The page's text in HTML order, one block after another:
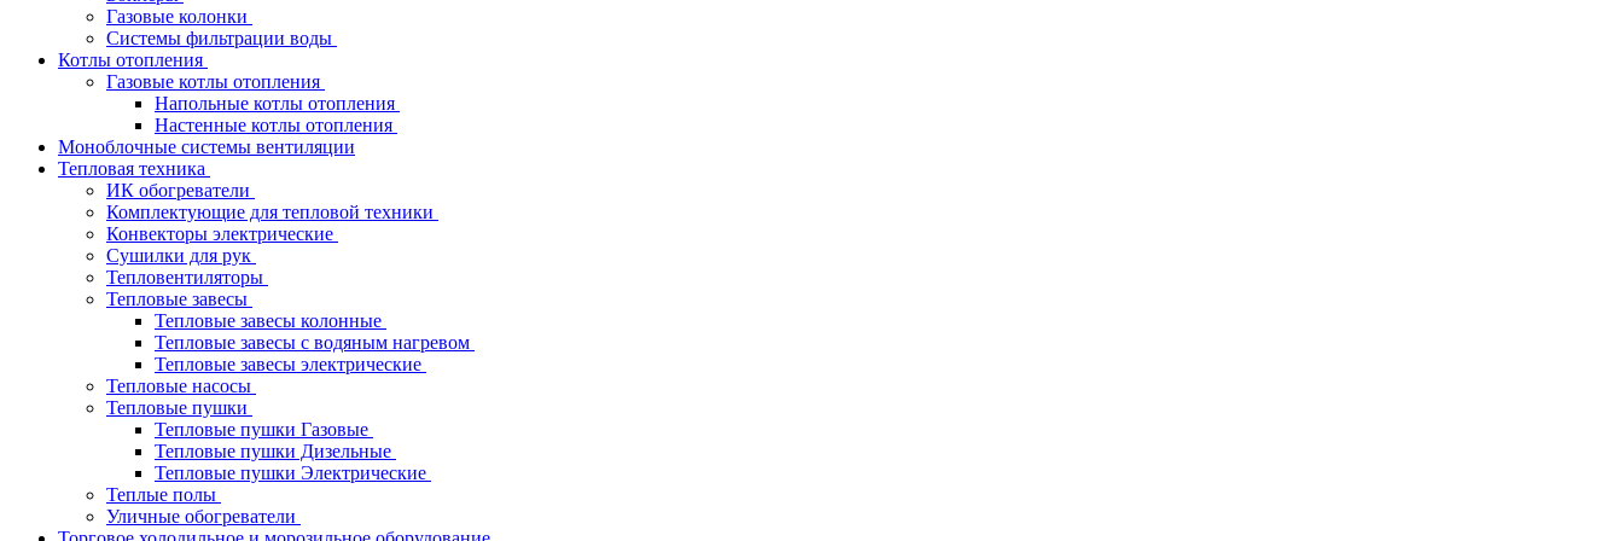
Газовые колонки
Системы фильтрации воды
Котлы отопления
Газовые котлы отопления
Напольные котлы отопления
Настенные котлы отопления
Моноблочные системы вентиляции
Тепловая техника
ИК обогреватели
Комплектующие для тепловой техники
Конвекторы электрические
Сушилки для рук
Тепловентиляторы
Тепловые завесы
Тепловые завесы колонные
Тепловые завесы с водяным нагревом
Тепловые завесы электрические
Тепловые насосы
Тепловые пушки
Тепловые пушки Газовые
Тепловые пушки Дизельные
Тепловые пушки Электрические
Теплые полы
Уличные обогреватели